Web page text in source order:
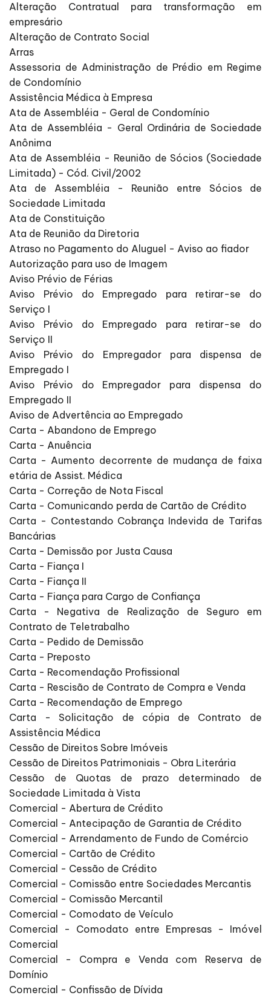
Alteração Contratual para transformação em
empresário
Alteração de Contrato Social
Arras
Assessoria de Administração de Prédio em Regime
de Condomínio
Assistência Médica à Empresa
Ata de Assembléia - Geral de Condomínio
Ata de Assembléia - Geral Ordinária de Sociedade
Anônima
Ata de Assembléia - Reunião de Sócios (Sociedade
Limitada) - Cód. Civil/2002
Ata de Assembléia - Reunião entre Sócios de
Sociedade Limitada
Ata de Constituição
Ata de Reunião da Diretoria
Atraso no Pagamento do Aluguel - Aviso ao fiador
Autorização para uso de Imagem
Aviso Prévio de Férias
Aviso Prévio do Empregado para retirar-se do
Serviço I
Aviso Prévio do Empregado para retirar-se do
Serviço II
Aviso Prévio do Empregador para dispensa de
Empregado I
Aviso Prévio do Empregador para dispensa do
Empregado II
Aviso de Advertência ao Empregado
Carta - Abandono de Emprego
Carta - Anuência
Carta - Aumento decorrente de mudança de faixa
etária de Assist. Médica
Carta - Correção de Nota Fiscal
Carta - Comunicando perda de Cartão de Crédito
Carta - Contestando Cobrança Indevida de Tarifas
Bancárias
Carta - Demissão por Justa Causa
Carta - Fiança I
Carta - Fiança II
Carta - Fiança para Cargo de Confiança
Carta - Negativa de Realização de Seguro em
Contrato de Teletrabalho
Carta - Pedido de Demissão
Carta - Preposto
Carta - Recomendação Profissional
Carta - Rescisão de Contrato de Compra e Venda
Carta - Recomendação de Emprego
Carta - Solicitação de cópia de Contrato de
Assistência Médica
Cessão de Direitos Sobre Imóveis
Cessão de Direitos Patrimoniais - Obra Literária
Cessão de Quotas de prazo determinado de
Sociedade Limitada à Vista
Comercial - Abertura de Crédito
Comercial - Antecipação de Garantia de Crédito
Comercial - Arrendamento de Fundo de Comércio
Comercial - Cartão de Crédito
Comercial - Cessão de Crédito
Comercial - Comissão entre Sociedades Mercantis
Comercial - Comissão Mercantil
Comercial - Comodato de Veículo
Comercial - Comodato entre Empresas - Imóvel
Comercial
Comercial - Compra e Venda com Reserva de
Domínio
Comercial - Confissão de Dívida